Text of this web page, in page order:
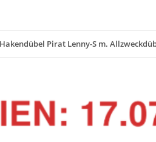
Hakendübel Pirat Lenny-S m.